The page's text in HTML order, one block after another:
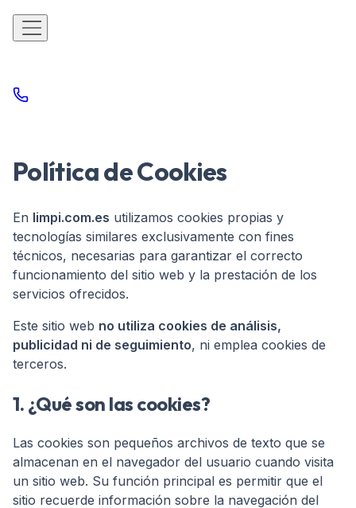
Política de Cookies
En limpi.com.es utilizamos cookies propias y
tecnologías similares exclusivamente con fines
técnicos, necesarias para garantizar el correcto
funcionamiento del sitio web y la prestación de los
servicios ofrecidos.
Este sitio web no utiliza cookies de análisis,
publicidad ni de seguimiento, ni emplea cookies de
terceros.
1. ¿Qué son las cookies?
Las cookies son pequeños archivos de texto que se
almacenan en el navegador del usuario cuando visita
un sitio web. Su función principal es permitir que el
sitio recuerde información sobre la navegación del